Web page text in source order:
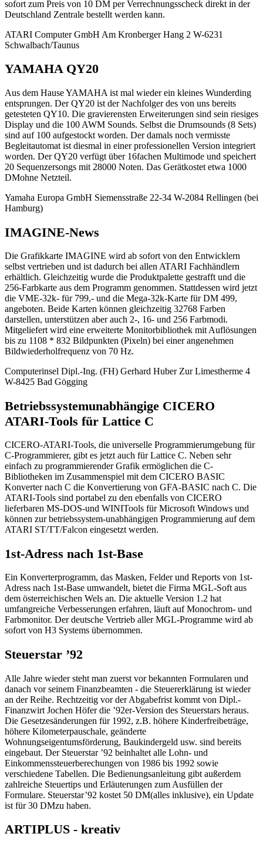
sofort zum Preis von 10 DM per Verrechnungsscheck direkt in der
Deutschland Zentrale bestellt werden kann.
ATARI Computer GmbH Am Kronberger Hang 2 W-6231
Schwalbach/Taunus
YAMAHA QY20
Aus dem Hause YAMAHA ist mal wieder ein kleines Wunderding
entsprungen. Der QY20 ist der Nachfolger des von uns bereits
getesteten QY10. Die gravierensten Erweiterungen sind sein riesiges
Display und die 100 AWM Sounds. Selbst die Drumsounds (8 Sets)
sind auf 100 aufgestockt worden. Der damals noch vermisste
Begleitautomat ist diesmal in einer professionellen Version integriert
worden. Der QY20 verfügt über 16fachen Multimode und speichert
20 Sequenzersongs mit 28000 Noten. Das Gerätkostet etwa 1000
DMohne Netzteil.
Yamaha Europa GmbH Siemensstraße 22-34 W-2084 Rellingen (bei
Hamburg)
IMAGINE-News
Die Grafikkarte IMAGINE wird ab sofort von den Entwicklern
selbst vertrieben und ist dadurch bei allen ATARI Fachhändlern
erhältlich. Gleichzeitig wurde die Produktpalette gestrafft und die
256-Farbkarte aus dem Programm genommen. Stattdessen wird jetzt
die VME-32k- für 799,- und die Mega-32k-Karte für DM 499,
angeboten. Beide Karten können gleichzeitig 32768 Farben
darstellen, unterstützen aber auch 2-, 16- und 256 Farbmodi.
Mitgeliefert wird eine erweiterte Monitorbibliothek mit Auflösungen
bis zu 1108 * 832 Bildpunkten (Pixeln) bei einer angenehmen
Bildwiederholfrequenz von 70 Hz.
Computerinsel Dipl.-Ing. (FH) Gerhard Huber Zur Limestherme 4
W-8425 Bad Gögging
Betriebssystemunabhängige CICERO
ATARI-Tools für Lattice C
CICERO-ATARI-Tools, die universelle Programmierumgebung für
C-Programmierer, gibt es jetzt auch für Lattice C. Neben sehr
einfach zu programmierender Grafik ermöglichen die C-
Bibliotheken im Zusammenspiel mit dem CICERO BASIC
Konverter nach C die Konvertierung von GFA-BASIC nach C. Die
ATARI-Tools sind portabel zu den ebenfalls von CICERO
lieferbaren MS-DOS-und WINITools für Microsoft Windows und
können zur betriebssystem-unabhängigen Programmierung auf dem
ATARI ST/TT/Falcon eingesetzt werden.
1st-Adress nach 1st-Base
Ein Konverterprogramm, das Masken, Felder und Reports von 1st-
Adress nach 1st-Base umwandelt, bietet die Firma MGL-Soft aus
dem österreichischen Wels an. Die aktuelle Version 1.2 hat
umfangreiche Verbesserungen erfahren, läuft auf Monochrom- und
Farbmonitor. Der deutsche Vertrieb aller MGL-Programme wird ab
sofort von H3 Systems übernommen.
Steuerstar ’92
Alle Jahre wieder steht man zuerst vor bekannten Formularen und
danach vor seinem Finanzbeamten - die Steuererklärung ist wieder
an der Reihe. Rechtzeitig vor der Abgabefrist kommt von Dipl.-
Finanzwirt Jochen Höfer die ’92er-Version des Steuerstars heraus.
Die Gesetzesänderungen für 1992, z.B. höhere Kinderfreibeträge,
höhere Kilometerpauschale, geänderte
Wohnungseigentumsförderung, Baukindergeld usw. sind bereits
eingebaut. Der Steuerstar ’92 beinhaltet alle Lohn- und
Einkommenssteuerberechungen von 1986 bis 1992 sowie
verschiedene Tabellen. Die Bedienungsanleitung gibt außerdem
zahlreiche Steuertips und Erläuterungen zum Ausfüllen der
Formulare. Steuerstar’92 kostet 50 DM(alles inklusive), ein Update
ist für 30 DMzu haben.
ARTIPLUS - kreativ